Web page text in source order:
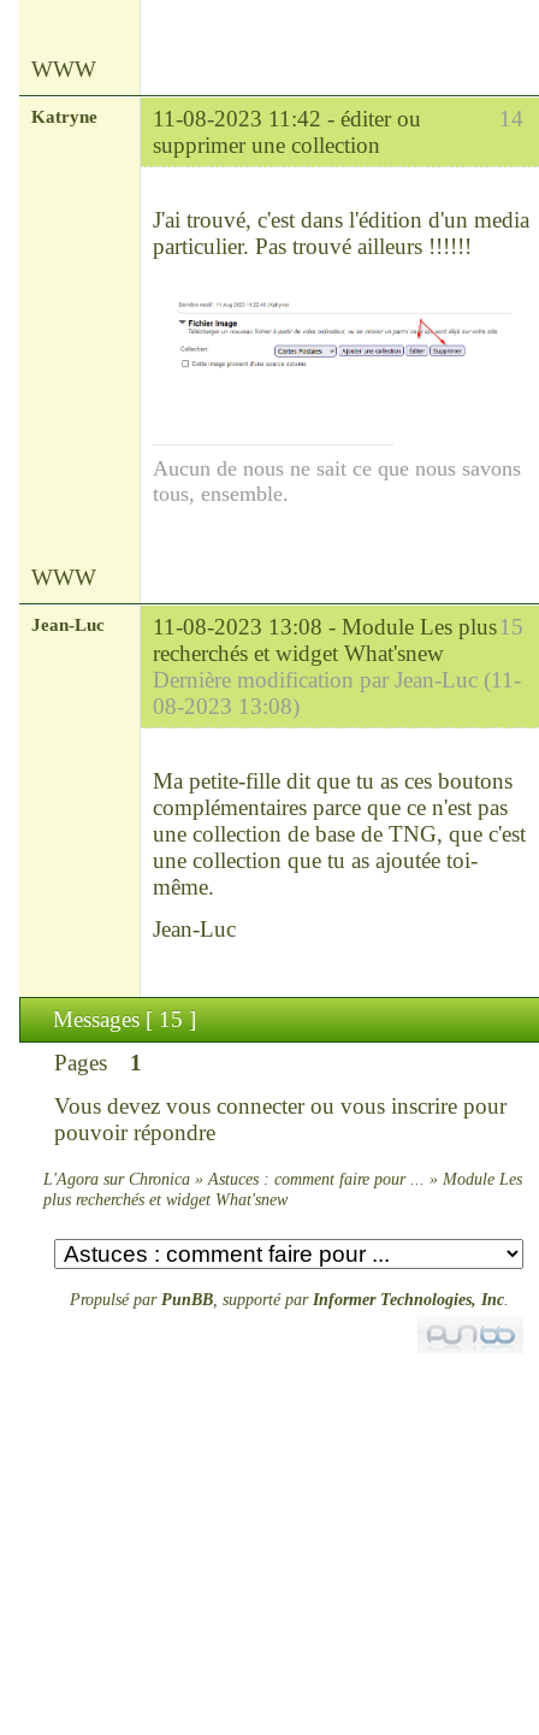
WWW
14
Katryne 11-08-2023 11:42 - éditer ou
supprimer une collection
J'ai trouvé, c'est dans l'édition d'un media
particulier. Pas trouvé ailleurs !!!!!!
Aucun de nous ne sait ce que nous savons
tous, ensemble.
WWW
15
Jean-Luc 11-08-2023 13:08 - Module Les plus
recherchés et widget What'snew
Dernière modification par Jean-Luc (11-
08-2023 13:08)
Ma petite-fille dit que tu as ces boutons
complémentaires parce que ce n'est pas
une collection de base de TNG, que c'est
une collection que tu as ajoutée toi-
même.
Jean-Luc
Messages [ 15 ]
Pages
1
Vous devez vous connecterou vous inscrirepour
pouvoir répondre
L'Agora sur Chronica »Astuces : comment faire pour ... » Module Les
plus recherchés et widget What'snew
Propulsé par PunBB, supporté par Informer Technologies, Inc.